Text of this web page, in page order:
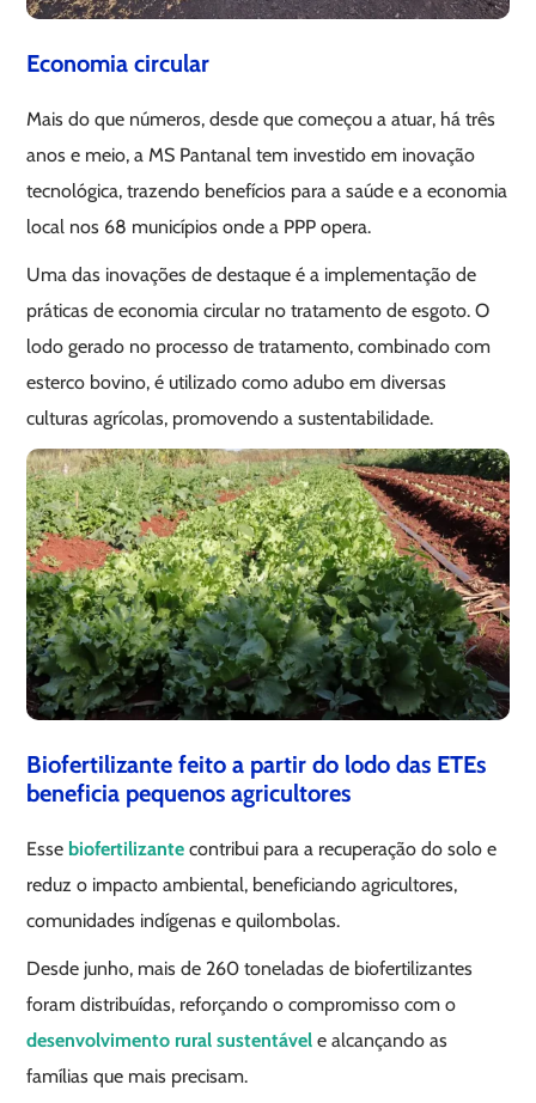
Economia circular
Mais do que números, desde que começou a atuar, há três
anos e meio, a MS Pantanal tem investido em inovação
tecnológica, trazendo benefícios para a saúde e a economia
local nos 68 municípios onde a PPP opera.
Uma das inovações de destaque é a implementação de
práticas de economia circular no tratamento de esgoto. O
lodo gerado no processo de tratamento, combinado com
esterco bovino, é utilizado como adubo em diversas
culturas agrícolas, promovendo a sustentabilidade.
Biofertilizante feito a partir do lodo das ETEs
beneficia pequenos agricultores
Esse biofertilizante contribui para a recuperação do solo e
reduz o impacto ambiental, beneficiando agricultores,
comunidades indígenas e quilombolas.
Desde junho, mais de 260 toneladas de biofertilizantes
foram distribuídas, reforçando o compromisso com o
desenvolvimento rural sustentável e alcançando as
famílias que mais precisam.